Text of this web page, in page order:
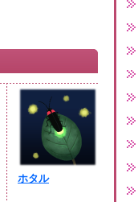
ホタル